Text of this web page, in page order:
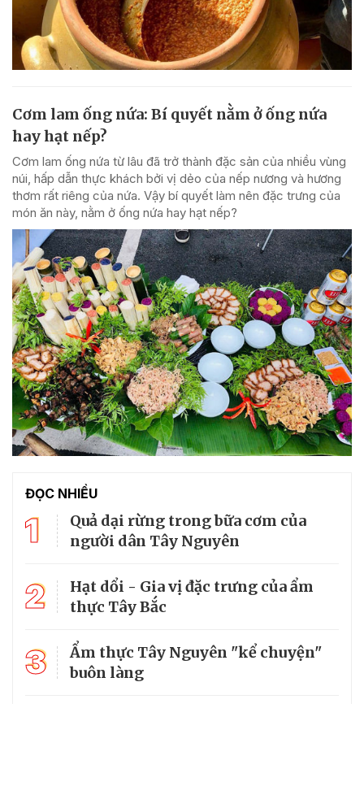
Cơm lam ống nứa: Bí quyết nằm ở ống nứa
hay hạt nếp?
Cơm lam ống nứa từ lâu đã trở thành đặc sản của nhiều vùng
núi, hấp dẫn thực khách bởi vị dẻo của nếp nương và hương
thơm rất riêng của nứa. Vậy bí quyết làm nên đặc trưng của
món ăn này, nằm ở ống nứa hay hạt nếp?
ĐỌC NHIỀU
1
Quả dại rừng trong bữa cơm của
người dân Tây Nguyên
2
Hạt dổi - Gia vị đặc trưng của ẩm
thực Tây Bắc
3
Ẩm thực Tây Nguyên "kể chuyện"
buôn làng